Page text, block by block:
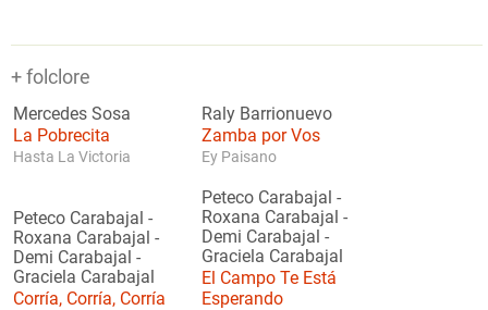
+ folclore
Mercedes Sosa
La Pobrecita
Hasta La Victoria
Raly Barrionuevo
Zamba por Vos
Ey Paisano
Peteco Carabajal -
Roxana Carabajal -
Demi Carabajal -
Graciela Carabajal
Corría, Corría, Corría
Peteco Carabajal -
Roxana Carabajal -
Demi Carabajal -
Graciela Carabajal
El Campo Te Está
Esperando